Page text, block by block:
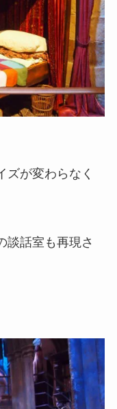
ズが変わらなく
談話室も再現さ